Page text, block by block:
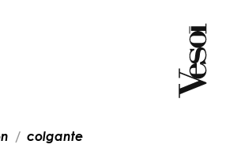
colgante